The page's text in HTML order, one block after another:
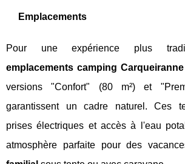
Emplacements
Pour une expérience plus
emplacements camping Carqueiranne
versions "Confort" (80 m²) et
garantissent un cadre naturel. Ces
prises électriques et accès à l'eau
atmosphère parfaite pour des